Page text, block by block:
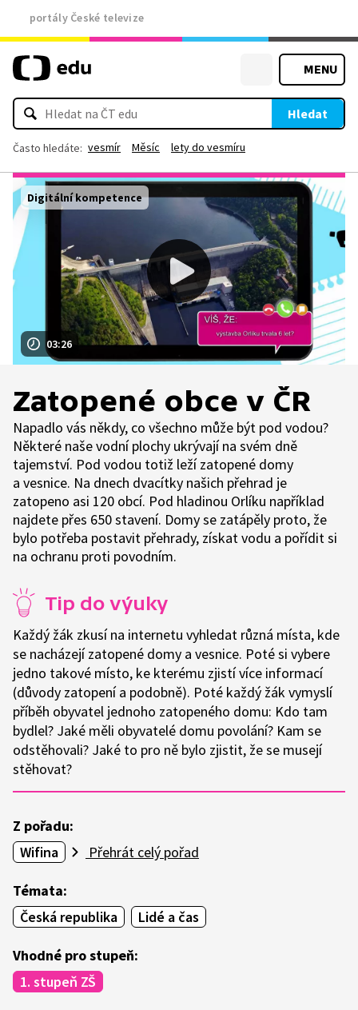
portály České televize
MENU
Hledat
Často hledáte: vesmír Měsíc lety do vesmíru
03:26
Digitální kompetence
Zatopené obce v ČR
Napadlo vás někdy, co všechno může být pod vodou?
Některé naše vodní plochy ukrývají na svém dně
tajemství. Pod vodou totiž leží zatopené domy
a vesnice. Na dnech dvacítky našich přehrad je
zatopeno asi 120 obcí. Pod hladinou Orlíku například
najdete přes 650 stavení. Domy se zatápěly proto, že
bylo potřeba postavit přehrady, získat vodu a pořídit si
na ochranu proti povodním.
Tip do výuky
Každý žák zkusí na internetu vyhledat různá místa, kde
se nacházejí zatopené domy a vesnice. Poté si vybere
jedno takové místo, ke kterému zjistí více informací
(důvody zatopení a podobně). Poté každý žák vymyslí
příběh obyvatel jednoho zatopeného domu: Kdo tam
bydlel? Jaké měli obyvatelé domu povolání? Kam se
odstěhovali? Jaké to pro ně bylo zjistit, že se musejí
stěhovat?
Z pořadu:
Wifina
Přehrát celý pořad
Témata:
Česká republika
Lidé a čas
Vhodné pro stupeň:
1. stupeň ZŠ